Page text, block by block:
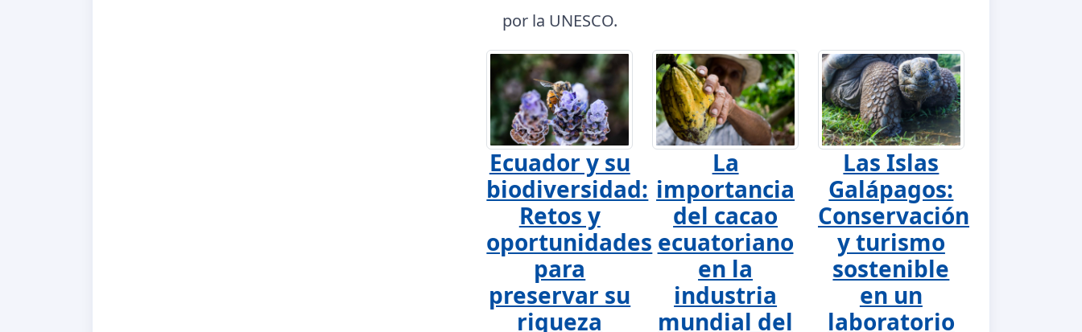
por la UNESCO.
Ecuador y su
biodiversidad:
Retos y
oportunidades
para
preservar su
riqueza
La
importancia
del cacao
ecuatoriano
en la
industria
mundial del
Las Islas
Galápagos:
Conservación
y turismo
sostenible
en un
laboratorio